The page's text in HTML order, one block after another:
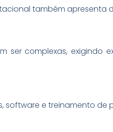
também apresenta
complexas, exigindo
software e treinamento de